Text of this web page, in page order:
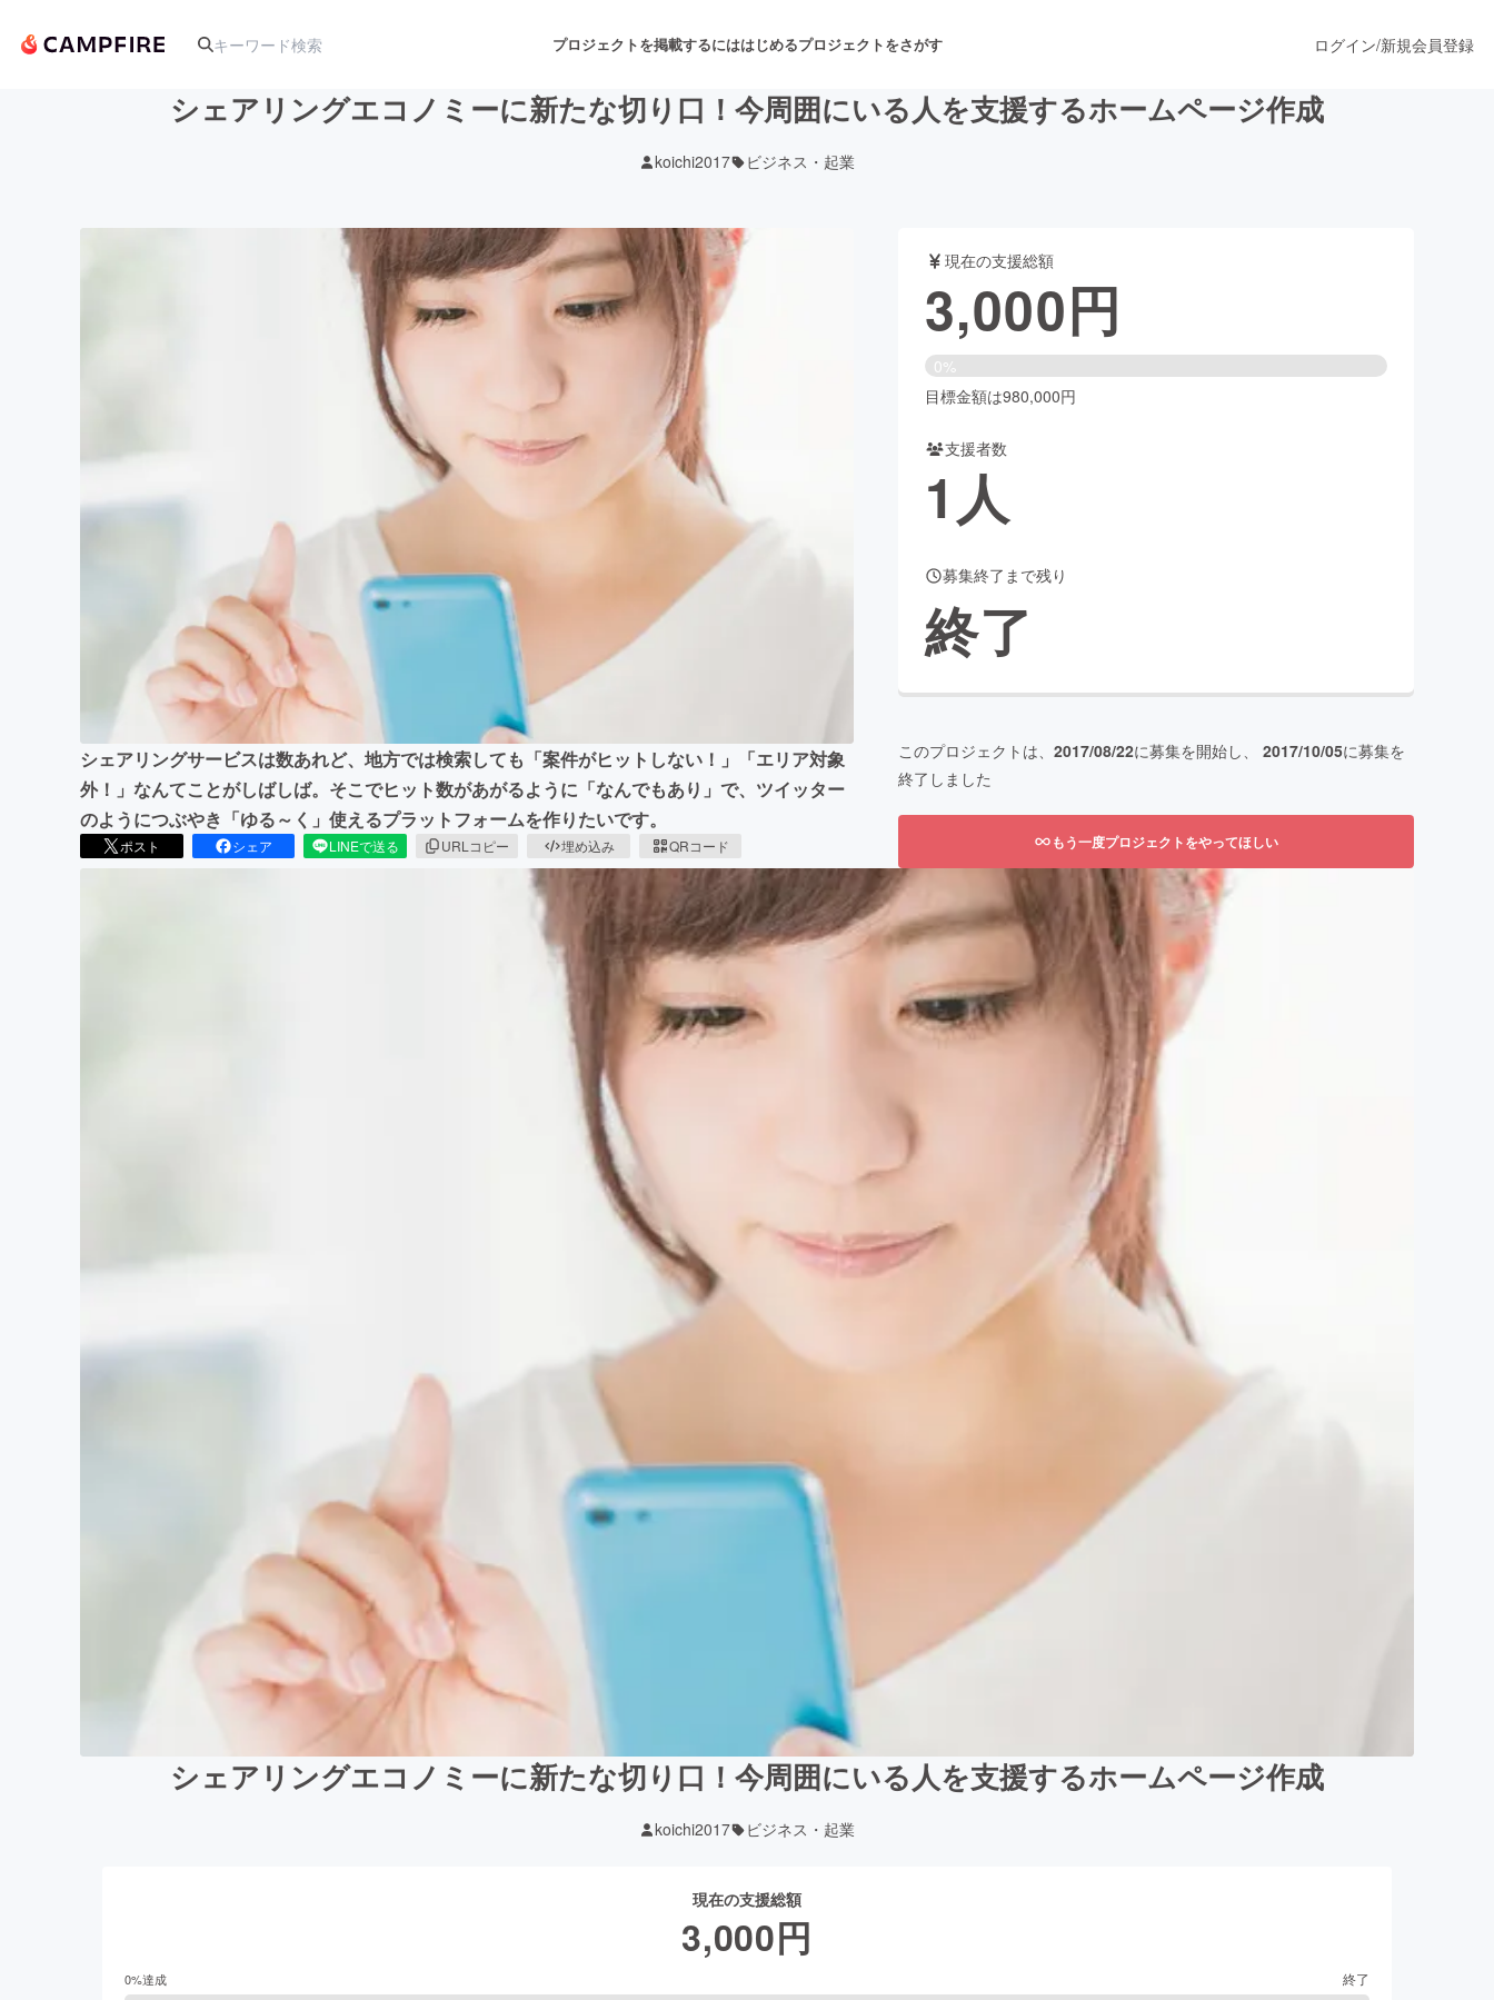
プロジェクトを掲載するにははじめるプロジェクトをさがす
音楽 舞台・パフォーマンス
テクノロジー・ガジェット ゲーム・サービス開発
書籍・雑誌出版
チャレンジ ビューティー・ヘルスケア
まちづくり・地域活性化
CAMPFIRE for Social Good
CAMPFIREふるさと納税
ログイン/新規会員登録
シェアリングエコノミーに新たな切り口！今周囲にいる人を支援するホームページ作成
koichi2017 ビジネス・起業
シェアリングサービスは数あれど、地方では検索しても「案件がヒットしない！」「エリア対象
外！」なんてことがしばしば。そこでヒット数があがるように「なんでもあり」で、ツイッター
のようにつぶやき「ゆる～く」使えるプラットフォームを作りたいです。
ポスト シェア LINEで送る URLコピー 埋め込み QRコード
現在の支援総額
3,000円
0%
目標金額は980,000円
支援者数
1人
募集終了まで残り
終了
このプロジェクトは、 2017/08/22に募集を開始し、 2017/10/05に募集を
終了しました
もう一度プロジェクトをやってほしい
シェアリングエコノミーに新たな切り口！今周囲にいる人を支援するホームページ作成
koichi2017 ビジネス・起業
現在の支援総額
3,000円
0%達成 終了